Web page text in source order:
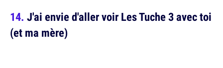
J'ai envie d'aller voir Les Tuche 3 avec toi
(et ma mère)